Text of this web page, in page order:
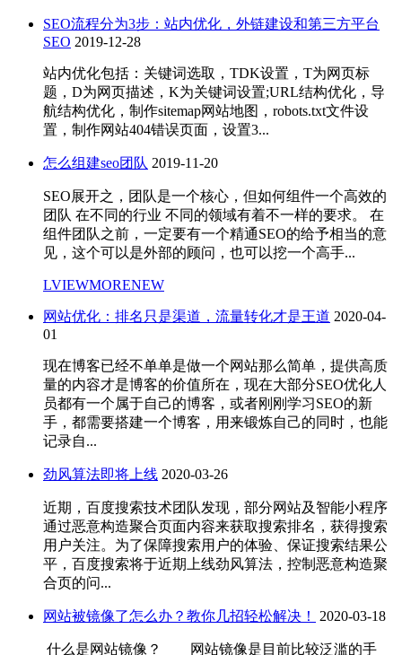
SEO流程分为3步：站内优化，外链建设和第三方平台
SEO 2019-12-28
站内优化包括：关键词选取，TDK设置，T为网页标
题，D为网页描述，K为关键词设置;URL结构优化，导
航结构优化，制作sitemap网站地图，robots.txt文件设
置，制作网站404错误页面，设置3...
怎么组建seo团队 2019-11-20
SEO展开之，团队是一个核心，但如何组件一个高效的
团队 在不同的行业 不同的领域有着不一样的要求。 在
组件团队之前，一定要有一个精通SEO的给予相当的意
见，这个可以是外部的顾问，也可以挖一个高手...
LVIEWMORENEW
网站优化：排名只是渠道，流量转化才是王道 2020-04-
01
现在博客已经不单单是做一个网站那么简单，提供高质
量的内容才是博客的价值所在，现在大部分SEO优化人
员都有一个属于自己的博客，或者刚刚学习SEO的新
手，都需要搭建一个博客，用来锻炼自己的同时，也能
记录自...
劲风算法即将上线 2020-03-26
近期，百度搜索技术团队发现，部分网站及智能小程序
通过恶意构造聚合页面内容来获取搜索排名，获得搜索
用户关注。为了保障搜索用户的体验、保证搜索结果公
平，百度搜索将于近期上线劲风算法，控制恶意构造聚
合页的问...
网站被镜像了怎么办？教你几招轻松解决！ 2020-03-18
什么是网站镜像？ 网站镜像是目前比较泛滥的手